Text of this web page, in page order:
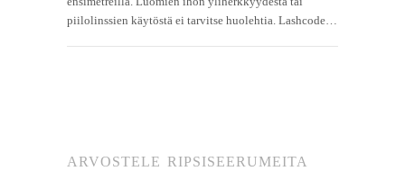
piilolinssien käytöstä ei tarvitse huolehtia. Lashcode…
ARVOSTELE RIPSISEERUMEITA